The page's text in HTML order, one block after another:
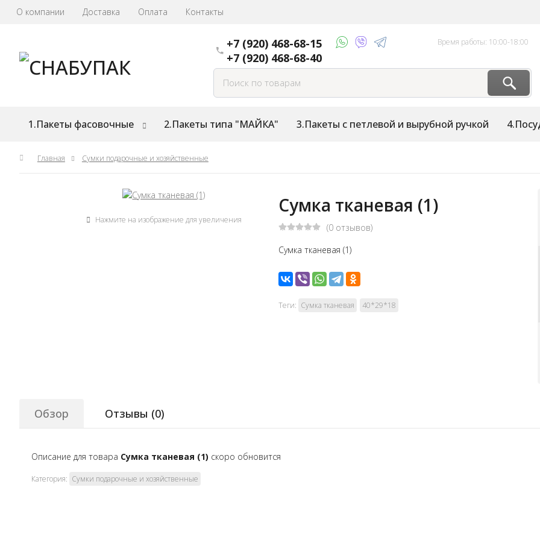
О компании Доставка Оплата Контакты
+7 (920) 468-68-15
+7 (920) 468-68-40
Время работы: 10:00-18:00
1.Пакеты фасовочные 2.Пакеты типа "МАЙКА" 3.Пакеты с петлевой и вырубной ручкой
Главная Сумки подарочные и хозяйственные
Нажмите на изображение для увеличения
Сумка тканевая (1)
(0 отзывов)
Сумка тканевая (1)
Теги: Сумка тканевая 40*29*18
Обзор Отзывы (0)
Описание для товара Сумка тканевая (1) скоро обновится
Категория: Сумки подарочные и хозяйственные